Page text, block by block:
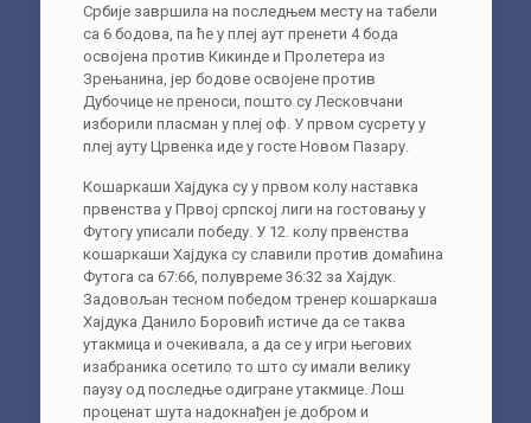
Србије завршила на последњем месту на табели
са 6 бодова, па ће у плеј аут пренети 4 бода
освојена против Кикинде и Пролетера из
Зрењанина, јер бодове освојене против
Дубочице не преноси, пошто су Лесковчани
изборили пласман у плеј оф. У првом сусрету у
плеј ауту Црвенка иде у госте Новом Пазару.
Кошаркаши Хајдука су у првом колу наставка
првенства у Првој српској лиги на гостовању у
Футогу уписали победу. У 12. колу првенства
кошаркаши Хајдука су славили против домаћина
Футога са 67:66, полувреме 36:32 за Хајдук.
Задовољан тесном победом тренер кошаркаша
Хајдука Данило Боровић истиче да се таква
утакмица и очекивала, а да се у игри његових
изабраника осетило то што су имали велику
паузу од последње одигране утакмице. Лош
проценат шута надокнађен је добром и